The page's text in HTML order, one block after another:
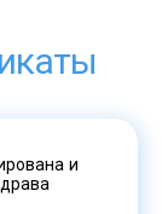
и